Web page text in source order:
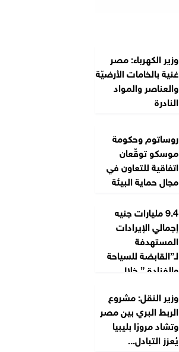
وزير الكهرباء: مصر
غنية بالخامات الأرضيّة
والعناصر والمواد
النادرة
روساتوم وحكومة
موسكو توقّعان
اتفاقية للتعاون في
مجال حماية البيئة
9.4 مليارات جنيه
إجمالي الإيرادات
المستهدفة
لـ”القابضة للسياحة
والفنادق” خلال
وزير النقل: مشروع
الربط البري بين مصر
وتشاد مرورًا بليبيا
يُعزز التبادل...